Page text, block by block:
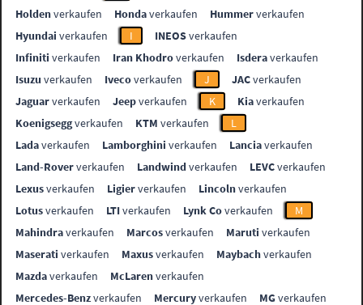
Holdenverkaufen Hondaverkaufen Hummerverkaufen
Hyundai verkaufen I INEOSverkaufen
Infiniti verkaufen Iran Khodroverkaufen Isderaverkaufen
Isuzu verkaufen Ivecoverkaufen J JACverkaufen
Jaguarverkaufen Jeepverkaufen K Kiaverkaufen
Koenigseggverkaufen KTM verkaufen
L
Ladaverkaufen Lamborghini verkaufen Lanciaverkaufen
Land-Roververkaufen Landwindverkaufen LEVCverkaufen
Lexusverkaufen Ligierverkaufen Lincolnverkaufen
Lotusverkaufen LTIverkaufen Lynk Coverkaufen
M
Mahindraverkaufen Marcosverkaufen Maruti verkaufen
Maserati verkaufen Maxusverkaufen Maybachverkaufen
Mazdaverkaufen McLarenverkaufen
Mercedes-Benzverkaufen Mercuryverkaufen MGverkaufen